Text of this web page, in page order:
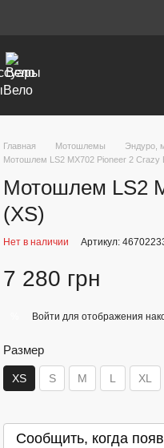
Вело
Главная Мотошлемы Эндуро,
Мотошлем LS2 MX702 Pioneer 2 Crazy
Мотошлем LS2
(XS)
Нет в наличии Артикул:
7 280 грн
Войти для отображения
Размер
XS S M L XL
Сообщить, когда